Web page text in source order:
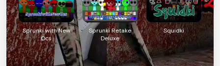
Sprunki with New
Ocs
Sprunki Retake
Deluxe
Squidki